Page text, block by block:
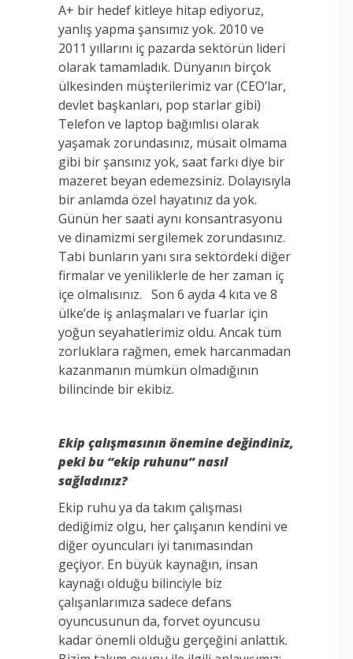
A+ bir hedef kitleye hitap ediyoruz,
yanlış yapma şansımız yok. 2010 ve
2011 yıllarını iç pazarda sektörün lideri
olarak tamamladık. Dünyanın birçok
ülkesinden müşterilerimiz var (CEO’lar,
devlet başkanları, pop starlar gibi)
Telefon ve laptop bağımlısı olarak
yaşamak zorundasınız, müsait olmama
gibi bir şansınız yok, saat farkı diye bir
mazeret beyan edemezsiniz. Dolayısıyla
bir anlamda özel hayatınız da yok.
Günün her saati aynı konsantrasyonu
ve dinamizmi sergilemek zorundasınız.
Tabi bunların yanı sıra sektördeki diğer
firmalar ve yeniliklerle de her zaman iç
içe olmalısınız. Son 6 ayda 4 kıta ve 8
ülke’de iş anlaşmaları ve fuarlar için
yoğun seyahatlerimiz oldu. Ancak tüm
zorluklara rağmen, emek harcanmadan
kazanmanın mümkün olmadığının
bilincinde bir ekibiz.
Ekip çalışmasının önemine değindiniz,
peki bu “ekip ruhunu” nasıl
sağladınız?
Ekip ruhu ya da takım çalışması
dediğimiz olgu, her çalışanın kendini ve
diğer oyuncuları iyi tanımasından
geçiyor. En büyük kaynağın, insan
kaynağı olduğu bilinciyle biz
çalışanlarımıza sadece defans
oyuncusunun da, forvet oyuncusu
kadar önemli olduğu gerçeğini anlattık.